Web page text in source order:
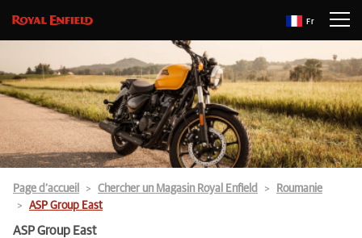
Fr
Page d’accueil Chercher un Magasin Royal Enfield
Roumanie
ASP Group East
ASP Group East